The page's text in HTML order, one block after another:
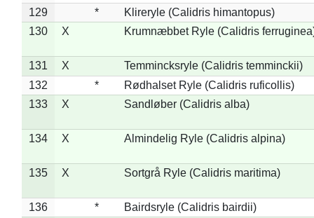
129
*
Klireryle (Calidris himantopus)
130
X Krumnæbbet Ryle (Calidris
131 X
Temmincksryle (Calidris temminckii)
132
*
Rødhalset Ryle (Calidris ruficollis)
133
X Sandløber (Calidris alba)
134 X Almindelig Ryle (Calidris alpina)
135 X Sortgrå Ryle (Calidris maritima)
136 *
Bairdsryle (Calidris bairdii)